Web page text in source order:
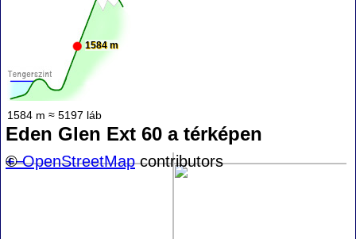
1584 m
1584 m ≈ 5197 láb
Eden Glen Ext 60 a térképen
+−
©OpenStreetMapcontributors